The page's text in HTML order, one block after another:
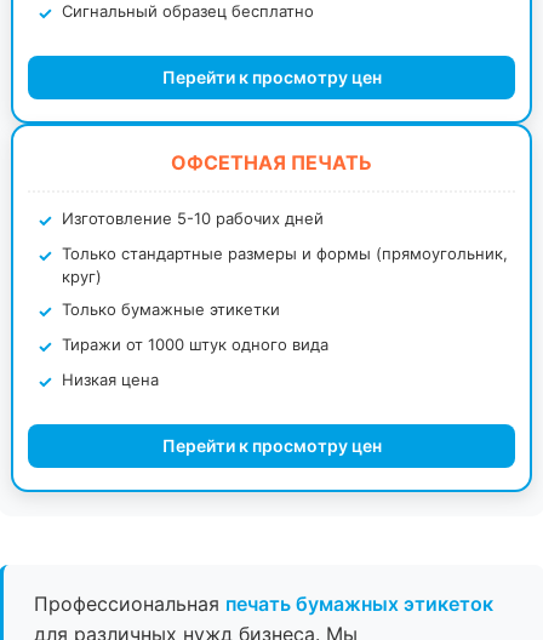
Сигнальный образец бесплатно
Перейти к просмотру цен
ОФСЕТНАЯ ПЕЧАТЬ
Изготовление 5-10 рабочих дней
Только стандартные размеры и формы (прямоугольник,
круг)
Только бумажные этикетки
Тиражи от 1000 штук одного вида
Низкая цена
Перейти к просмотру цен
Профессиональная печать бумажных этикеток
для различных нужд бизнеса. Мы